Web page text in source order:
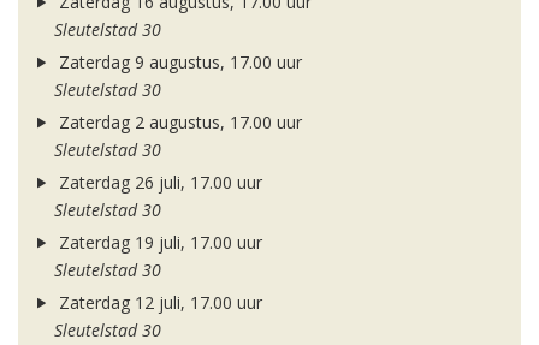
Sleutelstad 30
Zaterdag 9 augustus, 17.00 uur
Sleutelstad 30
Zaterdag 2 augustus, 17.00 uur
Sleutelstad 30
Zaterdag 26 juli, 17.00 uur
Sleutelstad 30
Zaterdag 19 juli, 17.00 uur
Sleutelstad 30
Zaterdag 12 juli, 17.00 uur
Sleutelstad 30